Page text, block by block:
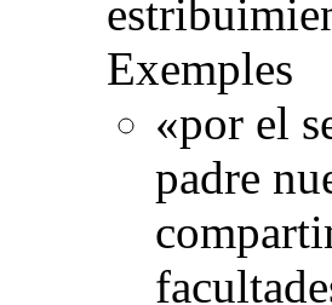
Exemples
«por el
padre